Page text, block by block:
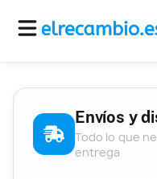
Envíos y
Todo lo que
entrega